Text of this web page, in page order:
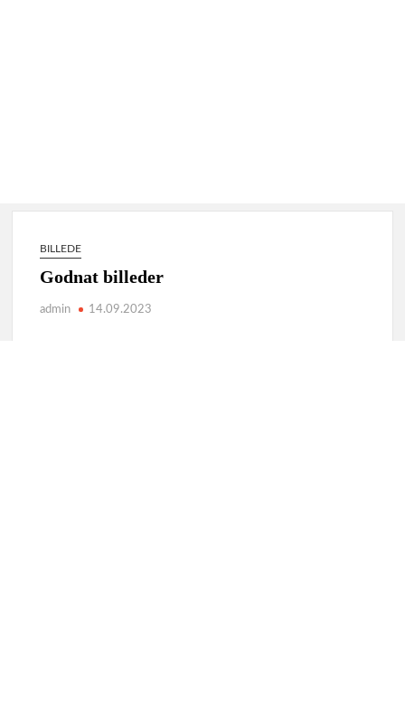
BILLEDE
Godnat billeder
admin 14.09.2023